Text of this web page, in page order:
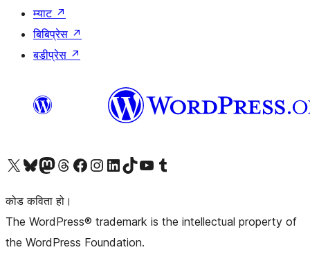
म्याट ↗
बिबिप्रेस ↗
बडीप्रेस ↗
हाम्रो X (पहिले ट्विटर) खातामा जानुहोस्
हाम्रो Bluesky खाता भ्रमण गर्नुहोस्
हाम्रो म्यास्टोडन खाता भ्रमण गर्नुहोस्
हाम्रो थ्रेड्स खातामा जानुहोस्
हाम्रो फेसबुक पेजमा जानुहोस्
हाम्रो इन्स्टाग्राम खातामा जानुहोस्
हाम्रो लिङ्क्डइन खातामा जानुहोस्
हाम्रो TikTok खाता भ्रमण गर्नुहोस्
हाम्रो युट्युब च्यानलमा जानुहोस्
हाम्रो टम्बलर खाता भ्रमण गर्नुहोस्
कोड कविता हो।
The WordPress® trademark is the intellectual property of
the WordPress Foundation.